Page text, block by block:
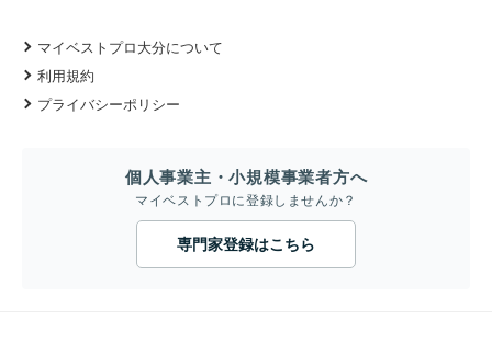
マイベストプロ大分について
利用規約
プライバシーポリシー
個人事業主・小規模事業者方へ
マイベストプロに登録しませんか？
専門家登録はこちら